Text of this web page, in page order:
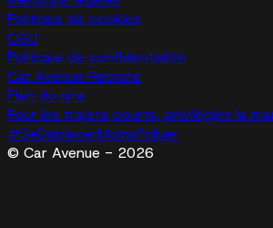
Politique de cookies
CGU
Politique de confidentialité
Car Avenue Recrute
Plan du site
Pour les trajets courts, privilégiez la
#SeDéplacerMoinsPolluer
© Car Avenue - 2026